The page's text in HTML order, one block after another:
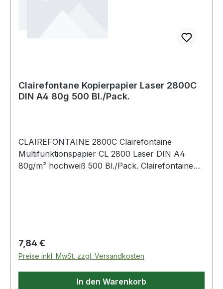
Clairefontane Kopierpapier Laser 2800C
DIN A4 80g 500 Bl./Pack.
CLAIREFONTAINE 2800C Clairefontaine
Multifunktionspapier CL 2800 Laser DIN A4
80g/m² hochweiß 500 Bl./Pack. Clairefontaine
Regulärer Preis:
7,84 €
Preise inkl. MwSt. zzgl. Versandkosten
In den Warenkorb